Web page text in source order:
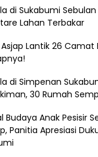
di Sukabumi
Lahan Terbakar
Lantik 26 Camat
di Simpenan
30 Rumah
Budaya Anak Pesisir
Panitia Apresiasi